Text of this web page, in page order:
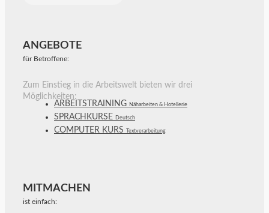
ANGEBOTE
für Betroffene:
Zum Einstieg in die Arbeitswelt bieten wir drei
Möglichkeiten:
ARBEITSTRAINING Näharbeiten & Hotellerie
SPRACHKURSE Deutsch
COMPUTER KURS Textverarbeitung
MITMACHEN
ist einfach: